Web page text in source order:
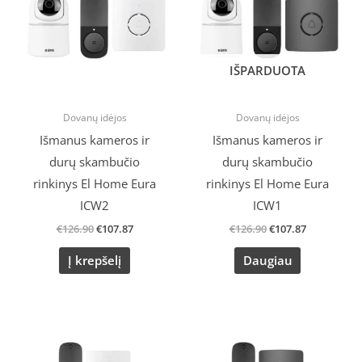
Dovanų idėjos
Išmanus kameros ir
durų skambučio
rinkinys El Home Eura
ICW2
€126.90€107.87
Į krepšelį
IŠPARDUOTA
Dovanų idėjos
Išmanus kameros ir
durų skambučio
rinkinys El Home Eura
ICW1
€126.90€107.87
Daugiau
is: